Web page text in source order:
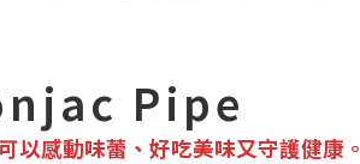
Pipe
以感動味蕾、好吃美味又守護健康。